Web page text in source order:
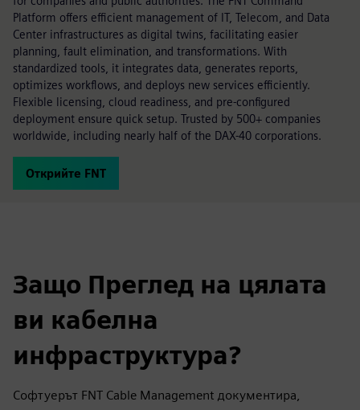
Platform offers efficient management of IT, Telecom, and Data
Center infrastructures as digital twins, facilitating easier
planning, fault elimination, and transformations. With
standardized tools, it integrates data, generates reports,
optimizes workflows, and deploys new services efficiently.
Flexible licensing, cloud readiness, and pre-configured
deployment ensure quick setup. Trusted by 500+ companies
worldwide, including nearly half of the DAX-40 corporations.
Открийте FNT
Защо Преглед на цялата
ви кабелна
инфраструктура?
Софтуерът FNT Cable Management документира,